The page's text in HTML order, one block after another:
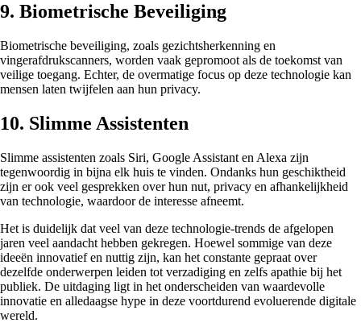
9. Biometrische Beveiliging
Biometrische beveiliging, zoals gezichtsherkenning en
vingerafdrukscanners, worden vaak gepromoot als de toekomst van
veilige toegang. Echter, de overmatige focus op deze technologie kan
mensen laten twijfelen aan hun privacy.
10. Slimme Assistenten
Slimme assistenten zoals Siri, Google Assistant en Alexa zijn
tegenwoordig in bijna elk huis te vinden. Ondanks hun geschiktheid
zijn er ook veel gesprekken over hun nut, privacy en afhankelijkheid
van technologie, waardoor de interesse afneemt.
Het is duidelijk dat veel van deze technologie-trends de afgelopen
jaren veel aandacht hebben gekregen. Hoewel sommige van deze
ideeën innovatief en nuttig zijn, kan het constante gepraat over
dezelfde onderwerpen leiden tot verzadiging en zelfs apathie bij het
publiek. De uitdaging ligt in het onderscheiden van waardevolle
innovatie en alledaagse hype in deze voortdurend evoluerende digitale
wereld.